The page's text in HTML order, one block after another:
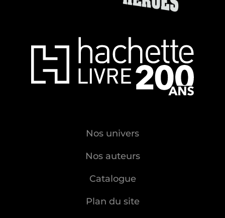
Nos univers
Nos auteurs
Catalogue
Plan du site